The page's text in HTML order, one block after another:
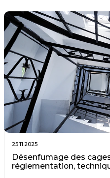
25.11.2025
Désenfumage des
réglementation,